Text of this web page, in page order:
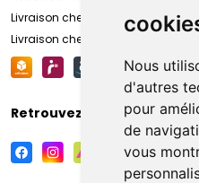
Nous
d'autres
pour
de
vous
Livraison chez vous
Livraison chez votre commerçant
Retrouvez-nous sur vos